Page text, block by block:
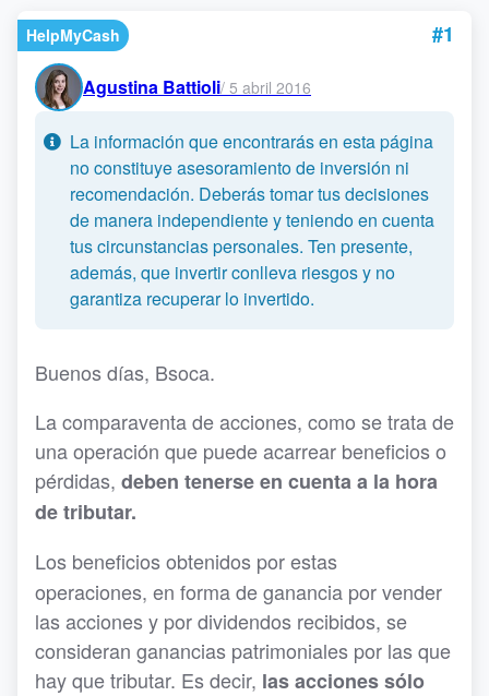
HelpMyCash #1
Agustina Battioli/ 5 abril 2016
La información que encontrarás en esta página
no constituye asesoramiento de inversión ni
recomendación. Deberás tomar tus decisiones
de manera independiente y teniendo en cuenta
tus circunstancias personales. Ten presente,
además, que invertir conlleva riesgos y no
garantiza recuperar lo invertido.
Buenos días, Bsoca.
La comparaventa de acciones, como se trata de
una operación que puede acarrear beneficios o
pérdidas, deben tenerse en cuenta a la hora
de tributar.
Los beneficios obtenidos por estas
operaciones, en forma de ganancia por vender
las acciones y por dividendos recibidos, se
consideran ganancias patrimoniales por las que
hay que tributar. Es decir, las acciones sólo